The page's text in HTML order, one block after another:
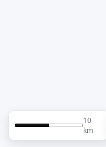
10
km